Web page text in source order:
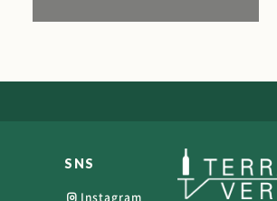
SNS
Instagram